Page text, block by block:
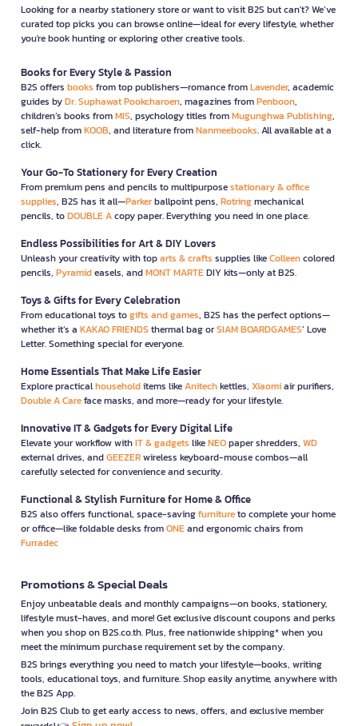
Looking for a nearby stationery store or want to visit B2S but can't? We’ve
curated top picks you can browse online—ideal for every lifestyle, whether
you're book hunting or exploring other creative tools.
Books for Every Style & Passion
B2S offers books from top publishers—romance fromLavender, academic
guides byDr. Suphawat Pookcharoen, magazines fromPenboon,
children’s books fromMIS, psychology titles fromMugunghwa Publishing,
self-help fromKOOB, and literature fromNanmeebooks. All available at a
click.
Your Go-To Stationery for Every Creation
From premium pens and pencils to multipurposestationary & office
supplies, B2S has it all—Parkerballpoint pens, Rotringmechanical
pencils, toDOUBLE Acopy paper. Everything you need in one place.
Endless Possibilities for Art & DIY Lovers
Unleash your creativity with toparts & crafts supplies likeColleencolored
pencils, Pyramideasels, andMONT MARTEDIY kits—only at B2S.
Toys & Gifts for Every Celebration
From educational toys togifts and games, B2S has the perfect options—
whether it’s a KAKAO FRIENDS thermal bag orSIAM BOARDGAMES’ Love
Letter. Something special for everyone.
Home Essentials That Make Life Easier
Explore practicalhouseholditems likeAnitechkettles, Xiaomiair purifiers,
Double A Careface masks, and more—ready for your lifestyle.
Innovative IT & Gadgets for Every Digital Life
Elevate your workflow withIT & gadgets likeNEOpaper shredders, WD
external drives, andGEEZERwireless keyboard-mouse combos—all
carefully selected for convenience and security.
Functional & Stylish Furniture for Home & Office
B2S also offers functional, space-savingfurnitureto complete your home
or office—like foldable desks fromONEand ergonomic chairs from
Furradec
Promotions & Special Deals
Enjoy unbeatable deals and monthly campaigns—on books, stationery,
lifestyle must-haves, and more! Get exclusive discount coupons and perks
when you shop on B2S.co.th. Plus, free nationwide shipping* when you
meet the minimum purchase requirement set by the company.
B2S brings everything you need to match your lifestyle—books, writing
tools, educational toys, and furniture. Shop easily anytime, anywhere with
the B2S App.
Join B2S Club to get early access to news, offers, and exclusive member